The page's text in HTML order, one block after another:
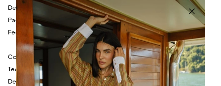
Detalhes vazados.
Padronagem de gravetos e folhas.
Fechamento em amarração por laços.
Composição:
Tecido principal: 53% Poliéster e 47% Algodão.
Detalhe: 100% Algodão.